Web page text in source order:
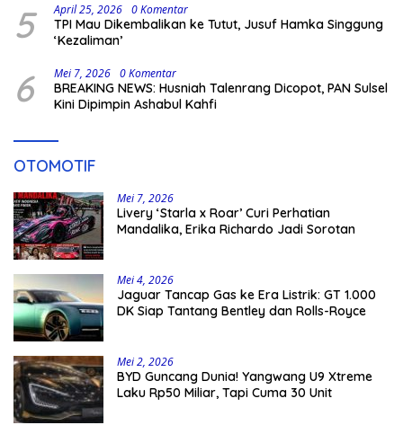
5 April 25, 2026 0 Komentar
TPI Mau Dikembalikan ke Tutut, Jusuf Hamka Singgung
‘Kezaliman’
6 Mei 7, 2026 0 Komentar
BREAKING NEWS: Husniah Talenrang Dicopot, PAN Sulsel
Kini Dipimpin Ashabul Kahfi
OTOMOTIF
Mei 7, 2026
Livery ‘Starla x Roar’ Curi Perhatian
Mandalika, Erika Richardo Jadi Sorotan
Mei 4, 2026
Jaguar Tancap Gas ke Era Listrik: GT 1.000
DK Siap Tantang Bentley dan Rolls-Royce
Mei 2, 2026
BYD Guncang Dunia! Yangwang U9 Xtreme
Laku Rp50 Miliar, Tapi Cuma 30 Unit